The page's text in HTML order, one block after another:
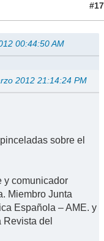
#17
00:44:50 AM
2012 21:14:24 PM
sobre el
y comunicador
Miembro Junta
Española – AME. y
del